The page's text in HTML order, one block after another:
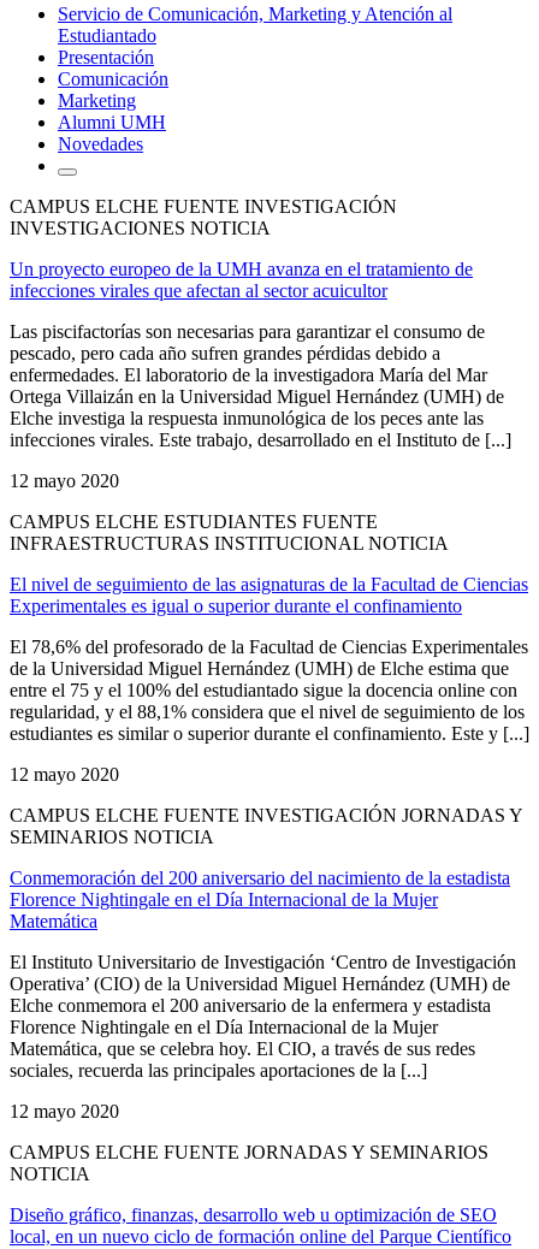
Servicio de Comunicación, Marketing y Atención al
Estudiantado
Presentación
Comunicación
Marketing
Alumni UMH
Novedades
CAMPUS ELCHE FUENTE INVESTIGACIÓN
INVESTIGACIONES NOTICIA
Un proyecto europeo de la UMH avanza en el tratamiento de
infecciones virales que afectan al sector acuicultor
Las piscifactorías son necesarias para garantizar el consumo de
pescado, pero cada año sufren grandes pérdidas debido a
enfermedades. El laboratorio de la investigadora María del Mar
Ortega Villaizán en la Universidad Miguel Hernández (UMH) de
Elche investiga la respuesta inmunológica de los peces ante las
infecciones virales. Este trabajo, desarrollado en el Instituto de [...]
12 mayo 2020
CAMPUS ELCHE ESTUDIANTES FUENTE
INFRAESTRUCTURAS INSTITUCIONAL NOTICIA
El nivel de seguimiento de las asignaturas de la Facultad de Ciencias
Experimentales es igual o superior durante el confinamiento
El 78,6% del profesorado de la Facultad de Ciencias Experimentales
de la Universidad Miguel Hernández (UMH) de Elche estima que
entre el 75 y el 100% del estudiantado sigue la docencia online con
regularidad, y el 88,1% considera que el nivel de seguimiento de los
estudiantes es similar o superior durante el confinamiento. Este y [...]
12 mayo 2020
CAMPUS ELCHE FUENTE INVESTIGACIÓN JORNADAS Y
SEMINARIOS NOTICIA
Conmemoración del 200 aniversario del nacimiento de la estadista
Florence Nightingale en el Día Internacional de la Mujer
Matemática
El Instituto Universitario de Investigación ‘Centro de Investigación
Operativa’ (CIO) de la Universidad Miguel Hernández (UMH) de
Elche conmemora el 200 aniversario de la enfermera y estadista
Florence Nightingale en el Día Internacional de la Mujer
Matemática, que se celebra hoy. El CIO, a través de sus redes
sociales, recuerda las principales aportaciones de la [...]
12 mayo 2020
CAMPUS ELCHE FUENTE JORNADAS Y SEMINARIOS
NOTICIA
Diseño gráfico, finanzas, desarrollo web u optimización de SEO
local, en un nuevo ciclo de formación online del Parque Científico